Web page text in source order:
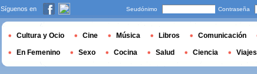
Síguenos en Seudónimo Contraseña
Cultura y Ocio Cine Música Libros Comunicación
En Femenino Sexo Cocina Salud Ciencia Viajes